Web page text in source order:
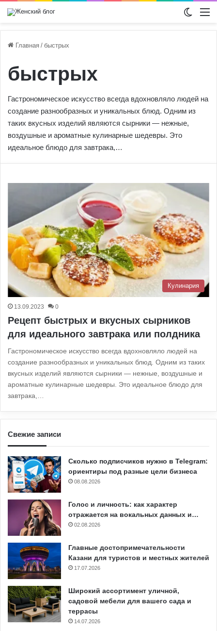
Главная / быстрых
быстрых
Гастрономическое искусство всегда вдохновляло людей на
создание разнообразных и уникальных блюд. Одним из
таких вкусных изделий являются сырники — нежные,
воздушные и ароматные кулинарные шедевры. Это
идеальное блюдо для завтрака,…
Кулинария
13.09.2023 0
Рецепт быстрых и вкусных сырников
для идеального завтрака или полдника
Гастрономическое искусство всегда вдохновляло людей на
создание разнообразных и уникальных блюд. Одним из таких
вкусных изделий являются сырники — нежные, воздушные и
ароматные кулинарные шедевры. Это идеальное блюдо для
завтрака,…
Свежие записи
Сколько подписчиков нужно в Telegram:
ориентиры под разные цели бизнеса
08.08.2026
Голос и личность: как характер
отражается на вокальных данных и…
02.08.2026
Главные достопримечательности
Казани для туристов и местных жителей
17.07.2026
Широкий ассортимент уличной,
садовой мебели для вашего сада и
террасы
14.07.2026